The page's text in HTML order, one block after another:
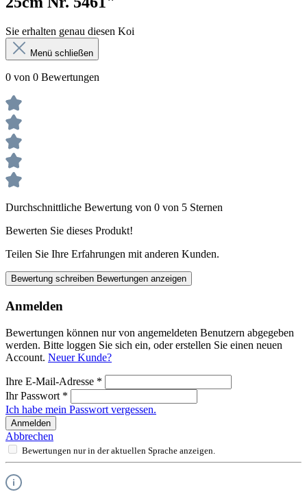
Sie erhalten genau diesen Koi
Menü schließen
0 von 0 Bewertungen
Durchschnittliche Bewertung von 0 von 5 Sternen
Bewerten Sie dieses Produkt!
Teilen Sie Ihre Erfahrungen mit anderen Kunden.
Bewertung schreiben Bewertungen anzeigen
Anmelden
Bewertungen können nur von angemeldeten Benutzern abgegeben
werden. Bitte loggen Sie sich ein, oder erstellen Sie einen neuen
Account. Neuer Kunde?
Ihre E-Mail-Adresse *
Ihr Passwort *
Ich habe mein Passwort vergessen.
Anmelden
Abbrechen
Bewertungen nur in der aktuellen Sprache anzeigen.